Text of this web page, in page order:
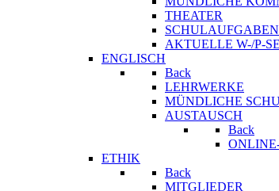
THEATER
AKTUELLE W-/P-
ENGLISCH
Back
LEHRWERKE
MÜNDLICHE
AUSTAUSCH
Back
ETHIK
Back
MITGLIEDER